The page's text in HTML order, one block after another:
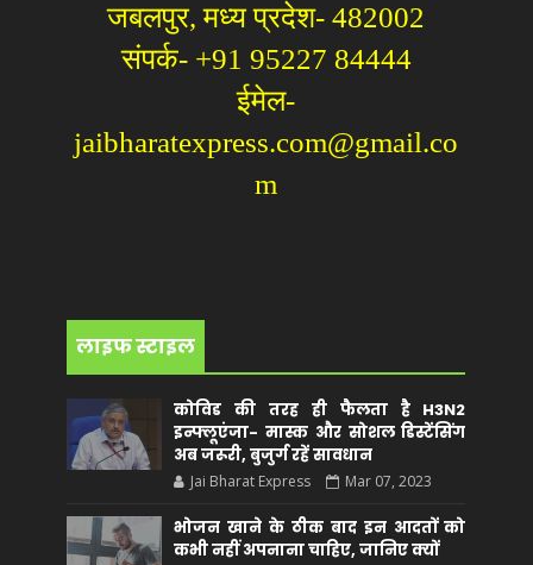
जबलपुर, मध्य प्रदेश- 482002
संपर्क- +91 95227 84444
ईमेल-
jaibharatexpress.com@gmail.co
m
लाइफ स्टाइल
कोविड की तरह ही फैलता है H3N2
इन्फ्लूएंजा- मास्क और सोशल डिस्टेंसिंग
अब जरूरी, बुजुर्ग रहें सावधान
Jai Bharat Express Mar 07, 2023
भोजन खाने के ठीक बाद इन आदतों को
कभी नहीं अपनाना चाहिए, जानिए क्यों